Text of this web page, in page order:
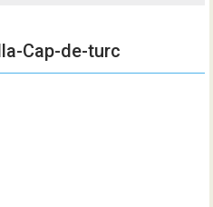
Cap-de-turc